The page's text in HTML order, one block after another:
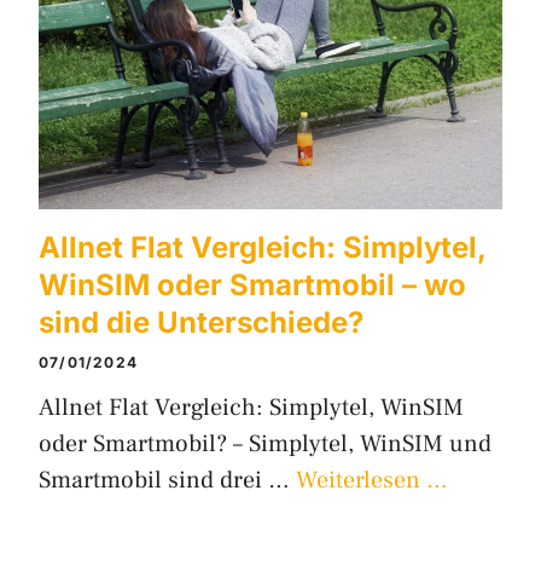
Allnet Flat Vergleich: Simplytel,
WinSIM oder Smartmobil – wo
sind die Unterschiede?
07/01/2024
Allnet Flat Vergleich: Simplytel, WinSIM
oder Smartmobil? – Simplytel, WinSIM und
Smartmobil sind drei … Weiterlesen …